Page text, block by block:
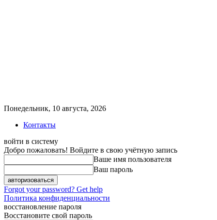
Понедельник, 10 августа, 2026
Контакты
войти в систему
Добро пожаловать! Войдите в свою учётную запись
Ваше имя пользователя
Ваш пароль
Forgot your password? Get help
Политика конфиденциальности
восстановление пароля
Восстановите свой пароль